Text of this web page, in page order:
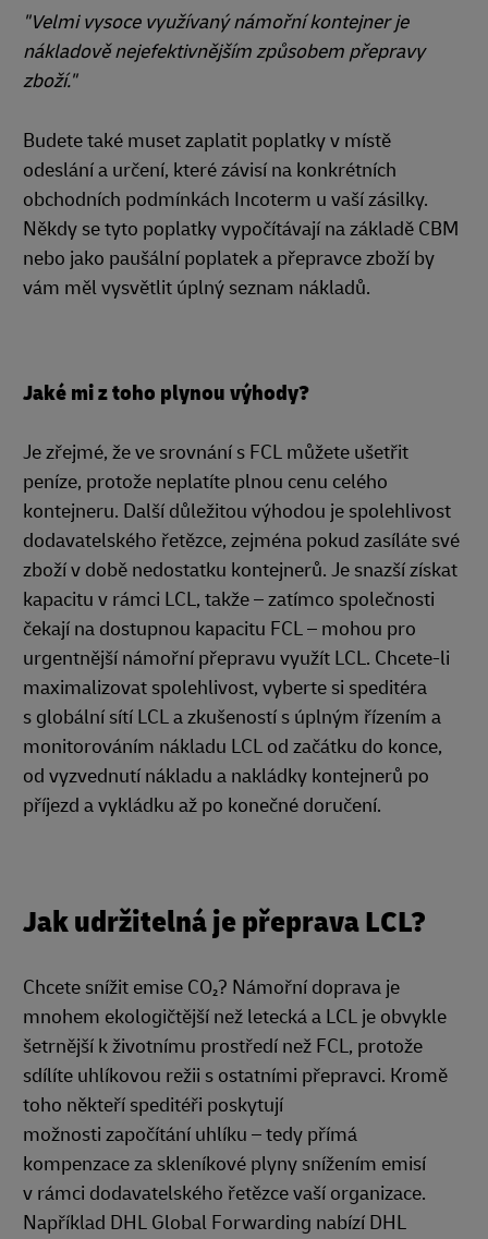
"Velmi vysoce využívaný námořní kontejner je
nákladově nejefektivnějším způsobem přepravy
zboží."
Budete také muset zaplatit poplatky v místě
odeslání a určení, které závisí na konkrétních
obchodních podmínkách Incoterm u vaší zásilky.
Někdy se tyto poplatky vypočítávají na základě CBM
nebo jako paušální poplatek a přepravce zboží by
vám měl vysvětlit úplný seznam nákladů.
Jaké mi z toho plynou výhody?
Je zřejmé, že ve srovnání s FCL můžete ušetřit
peníze, protože neplatíte plnou cenu celého
kontejneru. Další důležitou výhodou je spolehlivost
dodavatelského řetězce, zejména pokud zasíláte své
zboží v době nedostatku kontejnerů. Je snazší získat
kapacitu v rámci LCL, takže – zatímco společnosti
čekají na dostupnou kapacitu FCL – mohou pro
urgentnější námořní přepravu využít LCL. Chcete-li
maximalizovat spolehlivost, vyberte si speditéra
s globální sítí LCL a zkušeností s úplným řízením a
monitorováním nákladu LCL od začátku do konce,
od vyzvednutí nákladu a nakládky kontejnerů po
příjezd a vykládku až po konečné doručení.
Jak udržitelná je přeprava LCL?
Chcete snížit emise CO₂? Námořní doprava je
mnohem ekologičtější než letecká a LCL je obvykle
šetrnější k životnímu prostředí než FCL, protože
sdílíte uhlíkovou režii s ostatními přepravci. Kromě
toho někteří speditéři poskytují
možnosti započítání uhlíku – tedy přímá
kompenzace za skleníkové plyny snížením emisí
v rámci dodavatelského řetězce vaší organizace.
Například DHL Global Forwarding nabízí DHL